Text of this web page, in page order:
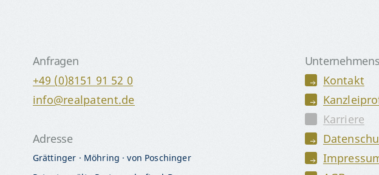
Anfragen
+49 (0)8151 91 52 0
info@realpatent.de
Adresse
Grättinger · Möhring · von Poschinger
Kontakt
Karriere